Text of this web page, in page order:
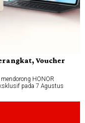
Voucher
HONOR
pada 7 Agustus